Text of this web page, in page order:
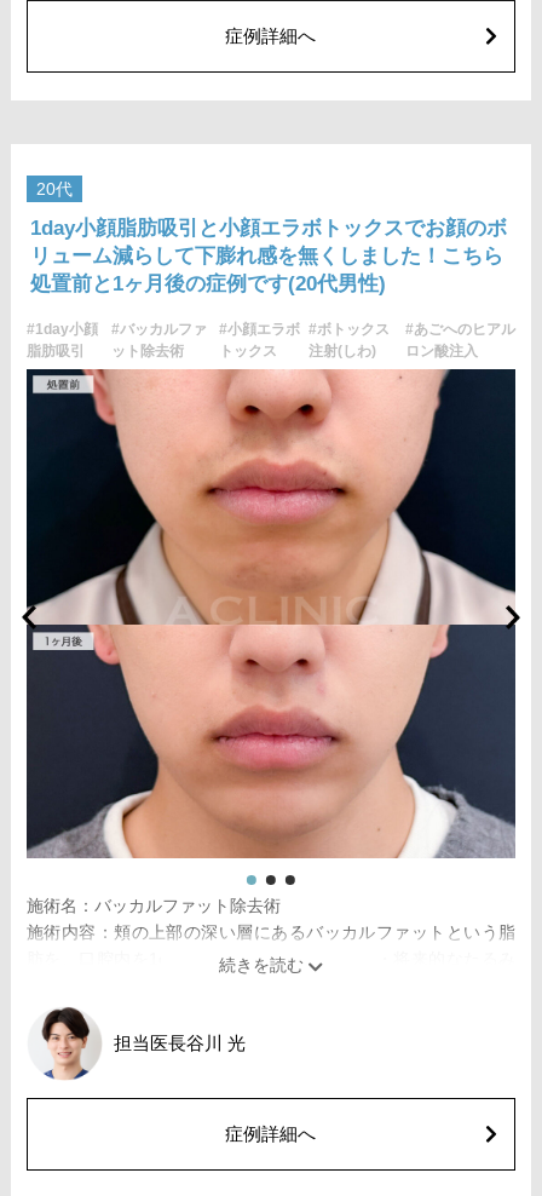
などが術後一時的に生じることがございます。また、稀に貧
血、細菌感染症、左右差、施術箇所の知覚鈍麻、へこみ、頬が
こける、たるみ、硬結、瘢痕化、色素沈着、脂肪塞栓などを生
オプション：笑気麻酔 3,300円(税込)
施術名：あごのヒアルロン酸注射
施術内容：あごの形やバランスを整えるために、ヒアルロン酸
を皮下に注入する施術です。あご先にボリュームを加えること
で、輪郭にメリハリを出し、Eライン（横顔のバランス）を整え
や、あごが引っ込んで見える方に適したプチ整形のひとつで
す。
施術時間：約10分程
リスク、副作用：施術後に腫れ、赤み、内出血、痛み、突っ張
り感などが生じることがありますが、通常は数日〜1週間程度で
徐々に軽快します。また、稀にアレルギー反応、細菌感染、血
管閉塞、しこり（硬化）や小さな結節が生じる可能性がありま
す。施術後1〜2週間程度は、注入部位を強く押したりマッサー
ジしたりすることはお控えください。
費用：レスチレン 54,800円(税込)
レスチレンリフト※横浜院限定 76,800円(税込)
ジュビダームビスタウルトラXC 109,800円(税込)
クレヴィエルコントア 109,800円(税込)
ボリューマ 131,800円(税込)
オプション：表面麻酔 3,300円(税込) 笑気麻酔 3,300円(税込)
施術名：1day小顔脂肪吸引
施術内容：脂肪を減らしたい箇所に合わせて目立ちにくい箇所
に2～3mmほどの切開を加え、カニューレと呼ばれる細い管を用
いて、脂肪細胞を直接吸引し、除去します。同時にAスレッド®
と呼ばれる溶ける繊維をお顔の目立たない部分から皮下へ挿入
し、皮膚を内側から引き上げて固定します。
施術時間：約30分程
リスク、副作用：赤み、熱感、痛み、しびれ、むくみ、内出
血、引き攣れ感などが術後一時的に生じることがございます。
また、稀に貧血、細菌感染症、左右差、施術箇所の知覚鈍麻、
ぼこつき、硬結、瘢痕化、色素沈着、脂肪塞栓、皮膚のよれ、
繊維の突出などを生じることがございます。
費用：通常価格 437,800円(税込)
顔の脂肪吸引箇所の追加 1ヶ所ごと+162,800円(税込)
症例詳細へ
20代
1day小顔脂肪吸引と小顔エラボトックスでお顔のボ
リューム減らして下膨れ感を無くしました！こちら
処置前と1ヶ月後の症例です(20代男性)
#1day小顔
脂肪吸引
#バッカルファ
ット除去術
#小顔エラボ
トックス
#ボトックス
注射(しわ)
#あごへのヒアル
ロン酸注入
施術名：バッカルファット除去術
施術内容：頬の上部の深い層にあるバッカルファットという脂
肪を、口腔内を1cm程切開して除去し、小顔・将来的なたるみ
合するため、抜糸の必要はありません。口腔内から脂肪を取り
除くため、お顔の表面に傷跡が残らないことが特徴です。
施術時間：約30〜40分程
血、細菌感染症、左右差、施術箇所の知覚鈍麻、へこみ、頬が
こける、たるみ、硬結、瘢痕化、色素沈着、脂肪塞栓などを生
担当医長谷川 光
症例詳細へ